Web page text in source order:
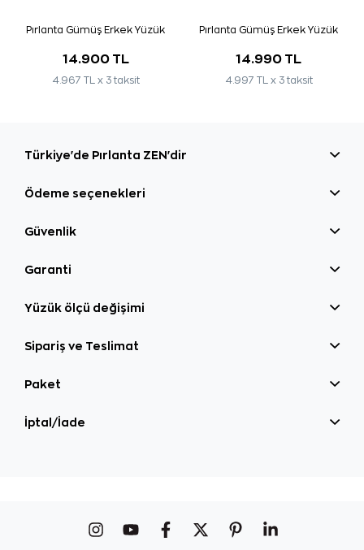
Pırlanta Gümüş Erkek Yüzük
14.900 TL
4.967 TL x 3 taksit
Pırlanta Gümüş Erkek Yüzük
14.990 TL
4.997 TL x 3 taksit
Türkiye'de Pırlanta ZEN'dir
Ödeme seçenekleri
Güvenlik
Garanti
Yüzük ölçü değişimi
Sipariş ve Teslimat
Paket
İptal/İade